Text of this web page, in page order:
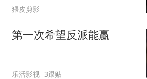
猥皮剪影
第一次希望反派能赢
乐活影视 3跟贴